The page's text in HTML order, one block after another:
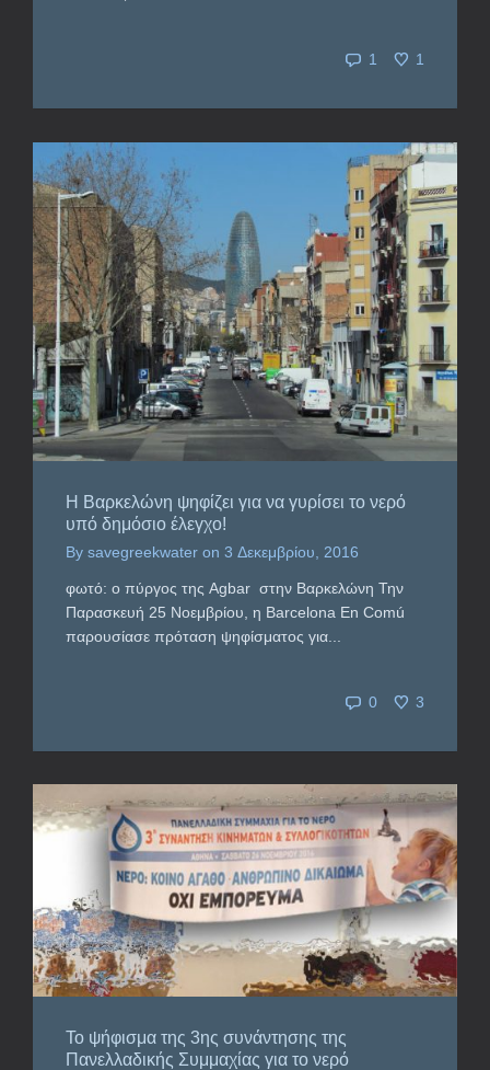
1 1
Η Βαρκελώνη ψηφίζει για να γυρίσει το νερό
υπό δημόσιο έλεγχο!
By savegreekwater on 3 Δεκεμβρίου, 2016
φωτό: ο πύργος της Agbar στην Βαρκελώνη Την
Παρασκευή 25 Νοεμβρίου, η Barcelona En Comú
παρουσίασε πρόταση ψηφίσματος για...
0 3
Το ψήφισμα της 3ης συνάντησης της
Πανελλαδικής Συμμαχίας για το νερό